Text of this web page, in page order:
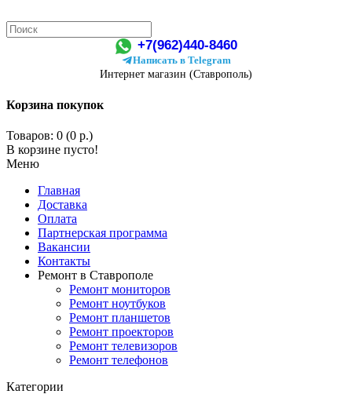
+7(962)440-8460
Написать в Telegram
Интернет магазин (Ставрополь)
Корзина покупок
Товаров: 0 (0 р.)
В корзине пусто!
Меню
Главная
Доставка
Оплата
Партнерская программа
Вакансии
Контакты
Ремонт в Ставрополе
Ремонт мониторов
Ремонт ноутбуков
Ремонт планшетов
Ремонт проекторов
Ремонт телевизоров
Ремонт телефонов
Категории